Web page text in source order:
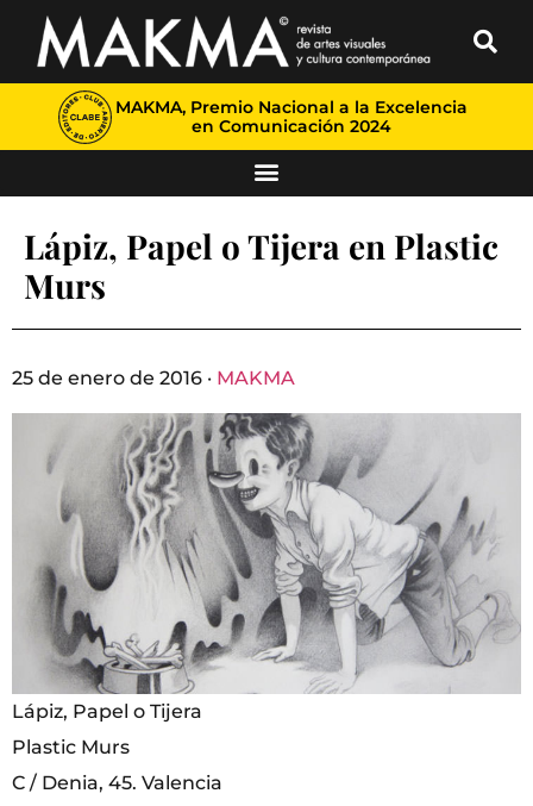
MAKMA, Premio Nacional a la Excelencia
en Comunicación 2024
Lápiz, Papel o Tijera en Plastic
Murs
25 de enero de 2016 · MAKMA
Lápiz, Papel o Tijera
Plastic Murs
C / Denia, 45. Valencia